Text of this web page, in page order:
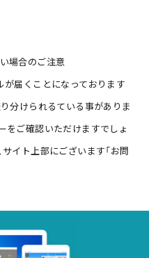
場合のご注意
が届くことになっております
分けられるている事がありま
をご確認いただけますでしょ
イト上部にございます「お問